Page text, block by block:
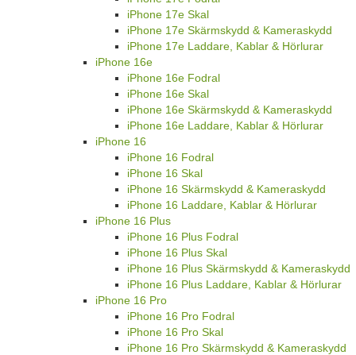
iPhone 17e Skal
iPhone 17e Skärmskydd & Kameraskydd
iPhone 17e Laddare, Kablar & Hörlurar
iPhone 16e
iPhone 16e Fodral
iPhone 16e Skal
iPhone 16e Skärmskydd & Kameraskydd
iPhone 16e Laddare, Kablar & Hörlurar
iPhone 16
iPhone 16 Fodral
iPhone 16 Skal
iPhone 16 Skärmskydd & Kameraskydd
iPhone 16 Laddare, Kablar & Hörlurar
iPhone 16 Plus
iPhone 16 Plus Fodral
iPhone 16 Plus Skal
iPhone 16 Plus Skärmskydd & Kameraskydd
iPhone 16 Plus Laddare, Kablar & Hörlurar
iPhone 16 Pro
iPhone 16 Pro Fodral
iPhone 16 Pro Skal
iPhone 16 Pro Skärmskydd & Kameraskydd